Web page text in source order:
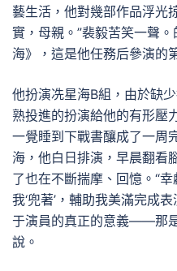
藝生活，他對幾部作品浮光
實，母親。”裴毅苦笑一聲
海》，這是他任務后參演的
他扮演冼星海B組，由於缺
熟投進的扮演給他的有形壓
一覺睡到下戰書釀成了一周
海，他白日排演，早晨翻看
了也在不斷揣摩、回憶。“
我‘兜著’，輔助我美滿完成
于演員的真正的意義——那
說。